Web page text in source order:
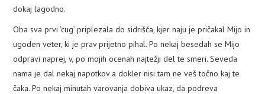
dokaj lagodno.
Oba sva prvi ‘cug’ priplezala do sidrišča, kjer naju je pričakal Mijo in
ugoden veter, ki je prav prijetno pihal. Po nekaj besedah se Mijo
odpravi naprej, v, po mojih ocenah najtežji del te smeri. Seveda
nama je dal nekaj napotkov a dokler nisi tam ne veš točno kaj te
čaka. Po nekaj minutah varovanja dobiva ukaz, da podreva